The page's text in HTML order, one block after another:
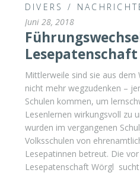
DIVERS /
Juni 28, 2018
Lesepatenschaft
Mittlerweile sind sie aus
nicht mehr wegzudenken –
Schulen kommen, um
Lesenlernen wirkungsvoll zu
wurden im vergangenen
Volksschulen von
Lesepatinnen betreut. Die
Lesepatenschaft Wörgl